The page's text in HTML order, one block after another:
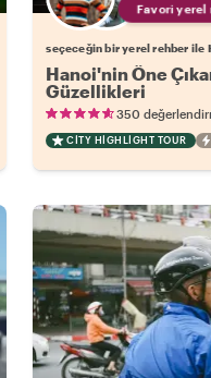
Favori yerel
seçeceğin bir yerel rehber ile
Hanoi'nin Öne
Güzellikleri
350
CITY HIGHLIGHT TOUR